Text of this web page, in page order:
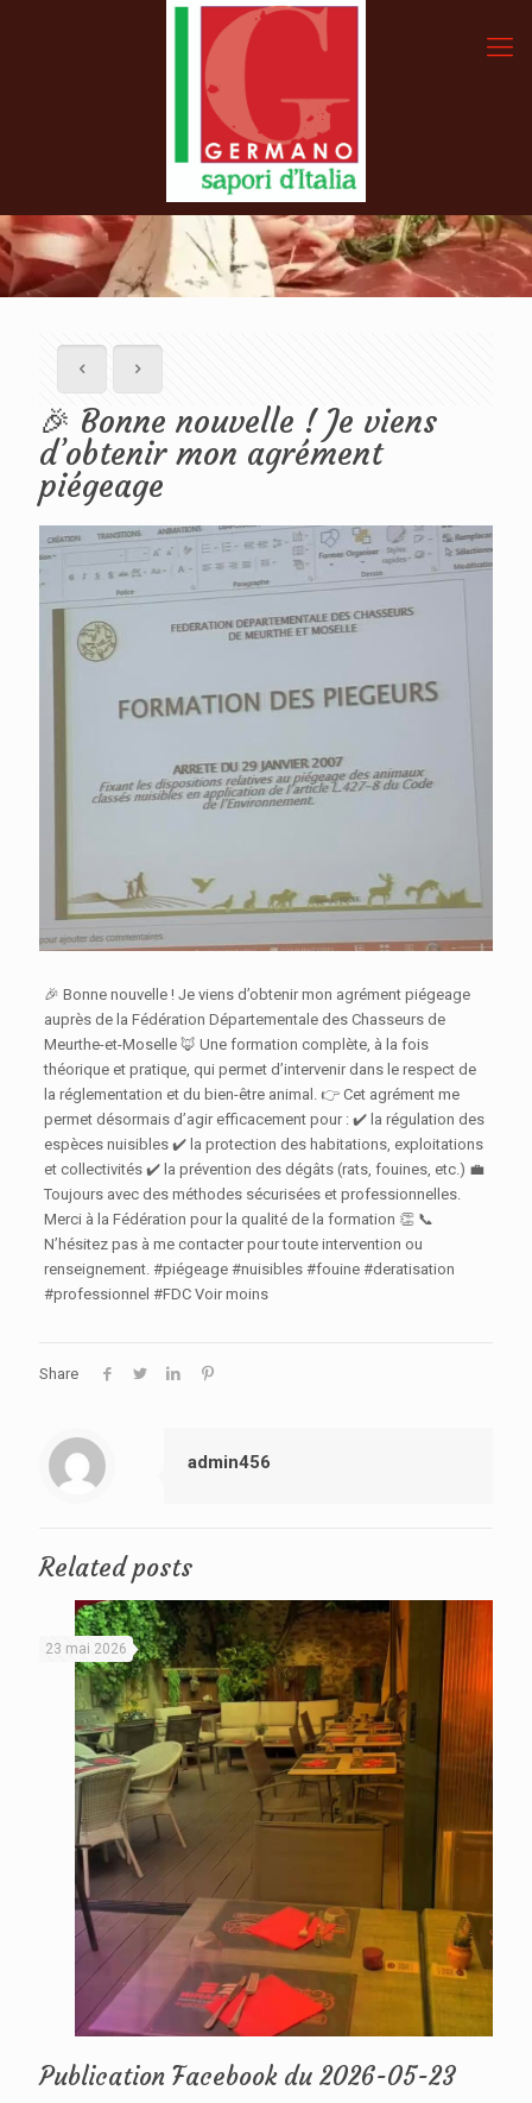
🎉 Bonne nouvelle ! Je viens
d’obtenir mon agrément
piégeage
🎉 Bonne nouvelle ! Je viens d’obtenir mon agrément piégeage
auprès de la Fédération Départementale des Chasseurs de
Meurthe-et-Moselle 🦊 Une formation complète, à la fois
théorique et pratique, qui permet d’intervenir dans le respect de
la réglementation et du bien-être animal. 👉 Cet agrément me
permet désormais d’agir efficacement pour : ✔️ la régulation des
espèces nuisibles ✔️ la protection des habitations, exploitations
et collectivités ✔️ la prévention des dégâts (rats, fouines, etc.) 💼
Toujours avec des méthodes sécurisées et professionnelles.
Merci à la Fédération pour la qualité de la formation 👏 📞
N’hésitez pas à me contacter pour toute intervention ou
renseignement. #piégeage #nuisibles #fouine #deratisation
#professionnel #FDC Voir moins
Share
admin456
Related posts
23 mai 2026
Publication Facebook du 2026-05-23